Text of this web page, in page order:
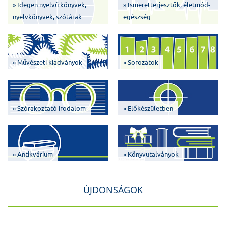
» Idegen nyelvű könyvek,
nyelvkönyvek, szótárak
» Ismeretterjesztők, életmód-
egészség
» Művészeti kiadványok » Sorozatok
» Szórakoztató irodalom » Előkészületben
» Antikvárium » Könyvutalványok
ÚJDONSÁGOK